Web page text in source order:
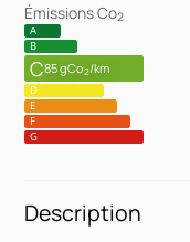
Émissions Co2
A
B
C85 gCo2/km
D
E
F
G
Description